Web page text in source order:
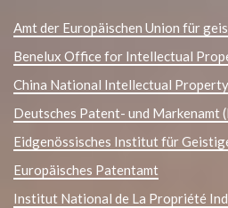
Amt der Europäischen Union für
Benelux Office for Intellectual
China National Intellectual
Deutsches Patent- und Markenamt
Eidgenössisches Institut für
Europäisches Patentamt
Institut National de La Propriété